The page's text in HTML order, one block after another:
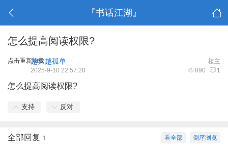
『书话江湖』
怎么提高阅读权限?
点击重新加载 楼主
越大越孤单
890 1
2025-9-10 22:57:20
怎么提高阅读权限?
支持 反对
倒序浏览
看全部
全部回复 1